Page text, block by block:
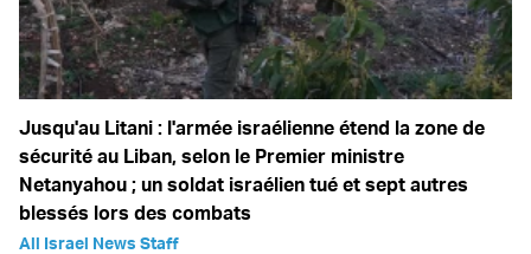
Jusqu'au Litani : l'armée israélienne étend la zone de
sécurité au Liban, selon le Premier ministre
Netanyahou ; un soldat israélien tué et sept autres
blessés lors des combats
All Israel News Staff